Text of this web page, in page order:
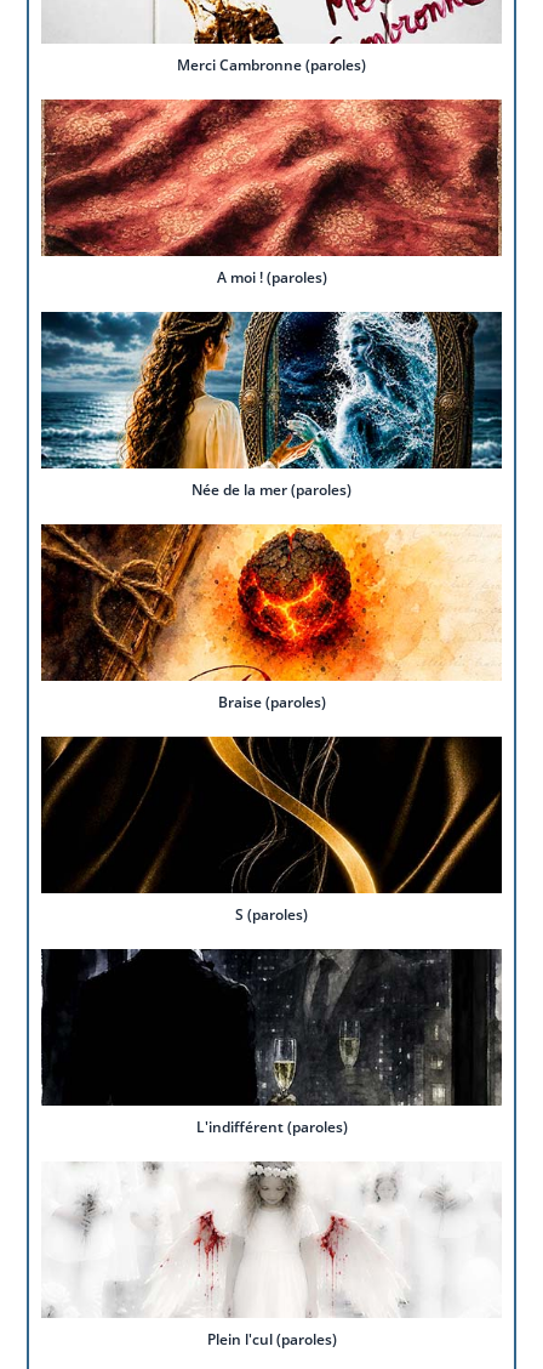
Merci Cambronne (paroles)
A moi ! (paroles)
Née de la mer (paroles)
Braise (paroles)
S (paroles)
L'indifférent (paroles)
Plein l'cul (paroles)